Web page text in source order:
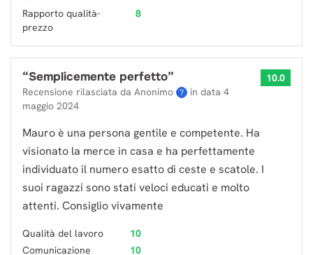
Rapporto qualità-
prezzo
8
“Semplicemente perfetto”
Recensione rilasciata da Anonimo ? in data 4
maggio 2024
10.0
Mauro è una persona gentile e competente. Ha
visionato la merce in casa e ha perfettamente
individuato il numero esatto di ceste e scatole. I
suoi ragazzi sono stati veloci educati e molto
attenti. Consiglio vivamente
Qualità del lavoro
10
Comunicazione
10